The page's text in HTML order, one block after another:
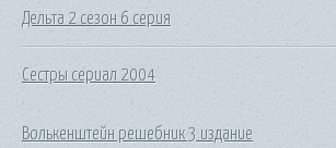
Дельта 2 сезон 6 серия
Сестры сериал 2004
Волькенштейн решебник 3 издание